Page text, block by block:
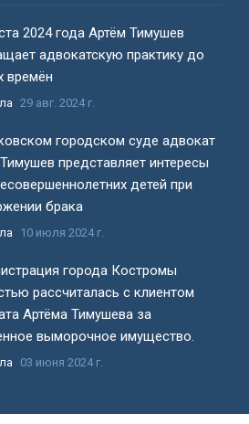
2024 года Артём Тимушев
адвокатскую практику до
времён
29 авг. 2024 г.
городском суде адвокат
представляет интересы
детей при
брака
10 июля 2024 г.
города Костромы
рассчиталась с клиентом
Артёма Тимушева за
выморочное имущество.
03 июня 2024 г.